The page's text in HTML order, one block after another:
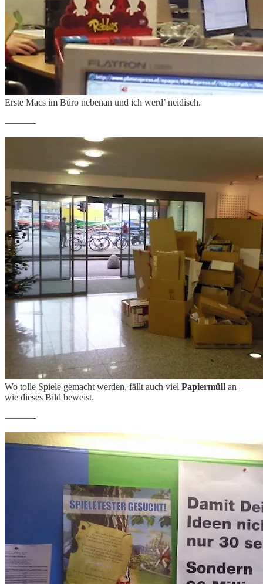
Erste Macs im Büro nebenan und ich werd’ neidisch.
———-
Wo tolle Spiele gemacht werden, fällt auch viel Papiermüll an –
wie dieses Bild beweist.
———-